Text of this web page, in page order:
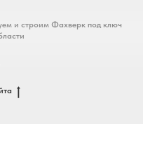
и строим Фахверк под ключ